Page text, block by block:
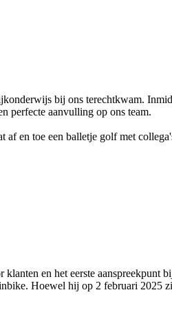
bij ons terechtkwam.
perfecte aanvulling op ons team.
en toe een balletje golf met
en het eerste aanspreekpunt
Hoewel hij op 2 februari 2025